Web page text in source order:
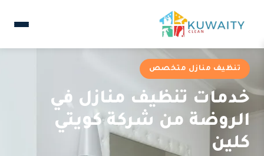
تنظيف منازل متخصص
خدمات تنظيف منازل في
الروضة من شركة كويتي
كلين